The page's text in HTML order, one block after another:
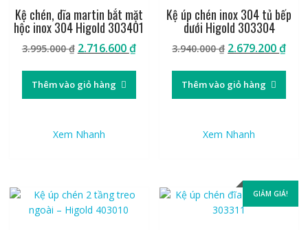
Kệ chén, dĩa martin bắt mặt
hộc inox 304 Higold 303401
3.995.000₫ Giá
là:
3.995.000 ₫.
2.716.600₫Giá
Thêm vào giỏ hàng
Xem Nhanh
Kệ úp chén inox 304 tủ bếp
dưới Higold 303304
3.940.000₫ Giá
là:
3.940.000 ₫.
2.679.200₫Giá
Thêm vào giỏ hàng
Xem Nhanh
GIẢM GIÁ!